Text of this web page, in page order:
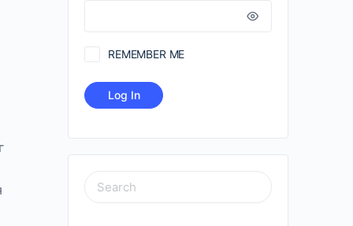
REMEMBER ME
SEARCH
FOR: